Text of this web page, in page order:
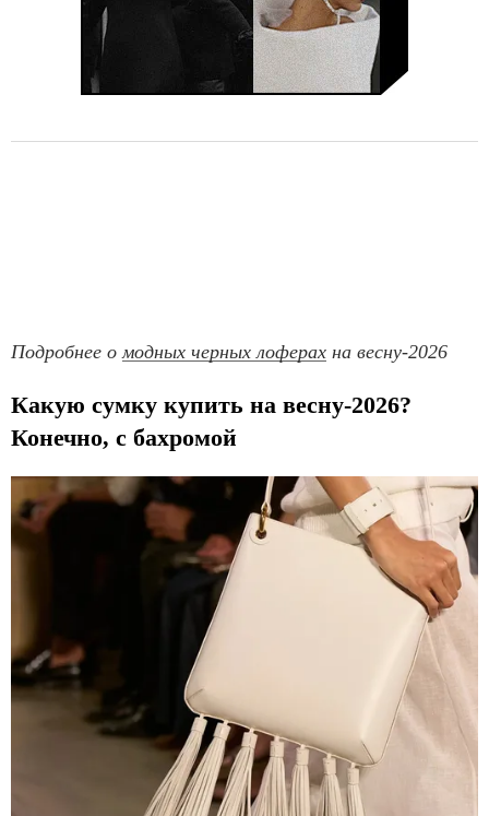
Подробнее о модных черных лоферах на весну-2026
Какую сумку купить на весну-2026?
Конечно, с бахромой